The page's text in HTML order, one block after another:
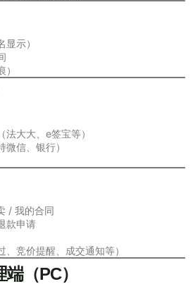
示）
大大、e签宝等）
信、银行）
/ 我的合同
款申请
竞价提醒、成交通知等）
（PC）